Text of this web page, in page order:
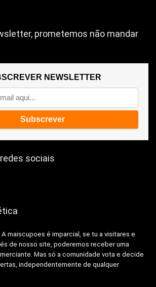
prometemos não mandar
NEWSLETTER
sociais
A maiscupoes é imparcial, se tu a visitares e
de nosso site, poderemos receber uma
Mas só a comunidade vota e decide
independentemente de qualquer